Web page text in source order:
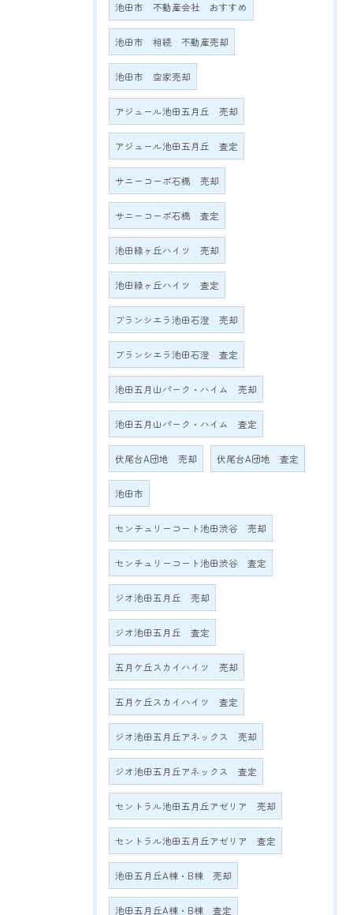
池田市 不動産会社 おすすめ
池田市 相続 不動産売却
池田市 空家売却
アジュール池田五月丘 売却
アジュール池田五月丘 査定
サニーコーポ石橋 売却
サニーコーポ石橋 査定
池田緑ヶ丘ハイツ 売却
池田緑ヶ丘ハイツ 査定
ブランシエラ池田石澄 売却
ブランシエラ池田石澄 査定
池田五月山パーク・ハイム 売却
池田五月山パーク・ハイム 査定
伏尾台A団地 売却 伏尾台A団地 査定
池田市
センチュリーコート池田渋谷 売却
センチュリーコート池田渋谷 査定
ジオ池田五月丘 売却
ジオ池田五月丘 査定
五月ケ丘スカイハイツ 売却
五月ケ丘スカイハイツ 査定
ジオ池田五月丘アネックス 売却
ジオ池田五月丘アネックス 査定
セントラル池田五月丘アゼリア 売却
セントラル池田五月丘アゼリア 査定
池田五月丘A棟・B棟 売却
池田五月丘A棟・B棟 査定